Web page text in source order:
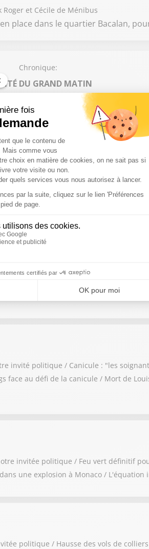
Roger et Cécile de Ménibus
place dans le quartier Bacalan,
Chronique:
DU GRAND MATIN
de Ménibus, Patrick Roger
à la Présidentielle, est notre invitée
CPF : comment les dealers
à l'élection présidentielle, est notre
boîtes jaunes, hausse des tarifs : les
invité politique / Canicule : "les
face au défi de la canicule / Mort de
invitée politique / Feu vert définitif
une explosion à Monaco /
politique / Hausse des vols de